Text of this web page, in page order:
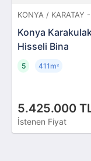
KONYA / KARATAY
Konya
Hisseli Bina
5.425.000
İstenen Fiyat
5 411m²